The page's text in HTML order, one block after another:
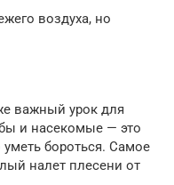
воздуха, но
важный урок для
и насекомые — это
бороться. Самое
налет плесени от